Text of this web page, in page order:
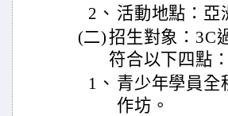
2、 活動地點：亞
(二)招生對象：3C
符合以下四點：
1、 青少年學員全
作坊。